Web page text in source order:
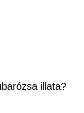
illata?